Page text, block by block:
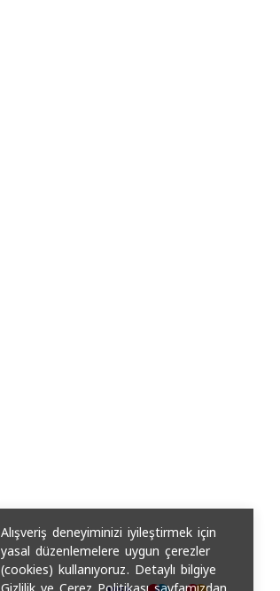
Alışveriş deneyiminizi iyileştirmek için
yasal düzenlemelere uygun çerezler
(cookies) kullanıyoruz. Detaylı bilgiye
Gizlilik ve Çerez Politikasısayfamızdan